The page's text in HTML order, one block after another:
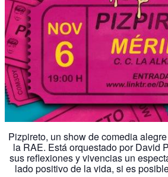
Pizpireto, un show de comedia
la RAE. Está orquestado por David
sus reflexiones y vivencias un
lado positivo de la vida, si es